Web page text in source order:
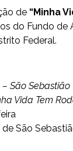
de “Minha
do Fundo de
Federal.
São Sebastião
Vida Tem
São